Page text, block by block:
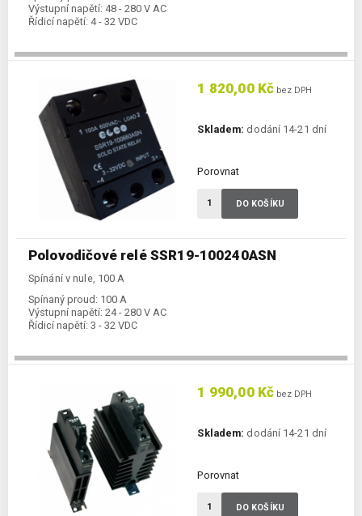
Výstupní napětí: 48 - 280 V AC
Řídicí napětí: 4 - 32 VDC
Polovodičové relé SSR19-100240ASN
Spínání v nule, 100 A
Spínaný proud: 100 A
Výstupní napětí: 24 - 280 V AC
Řídicí napětí: 3 - 32 VDC
1 820,00 Kč bez DPH
Skladem: dodání 14-21 dní
Porovnat
DO KOŠÍKU
1 990,00 Kč bez DPH
Skladem: dodání 14-21 dní
Porovnat
DO KOŠÍKU